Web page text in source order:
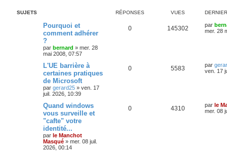
SUJETS RÉPONSES VUES
Pourquoi et
comment adhérer
?
par bernard » mer. 28
mai 2008, 07:57
0 145302 par
mer. 28
L'UE barrière à
certaines pratiques
de Microsoft
par gerard25 » ven. 17
juil. 2026, 10:39
0 5583 par
ven. 17
Quand windows
vous surveille et
"cafte" votre
identité...
par le Manchot
Masqué » mer. 08 juil.
2026, 00:14
0 4310 par le
mer. 08